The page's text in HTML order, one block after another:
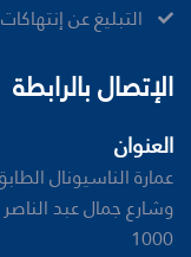
ﺍﻟﺘﺒﻠﻴﻎ ﻋﻦ ﺇﻧﺘﻬﺎﻛﺎﺕ
الإتصال بالرابطة
العنوان
1000